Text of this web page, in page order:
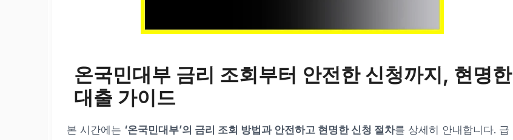
온국민대부 금리 조회부터 안전한 신청까지, 현명한
대출 가이드
본 시간에는 ‘온국민대부’의 금리 조회 방법과 안전하고 현명한 신청 절차를 상세히 안내합니다. 급